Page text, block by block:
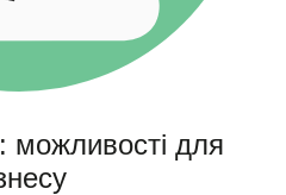
можливості для